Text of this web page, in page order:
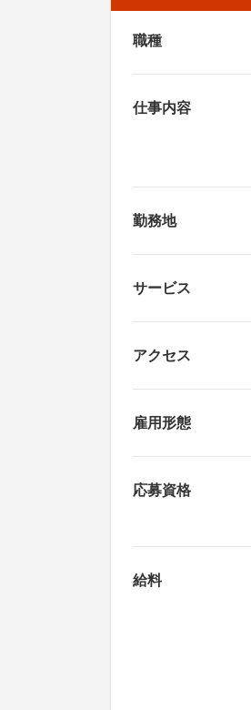
職種
仕事内容
勤務地
サービス
アクセス
雇用形態
応募資格
給料